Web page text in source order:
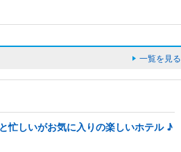
一覧を見る
忙しいがお気に入りの楽しいホテル ♪